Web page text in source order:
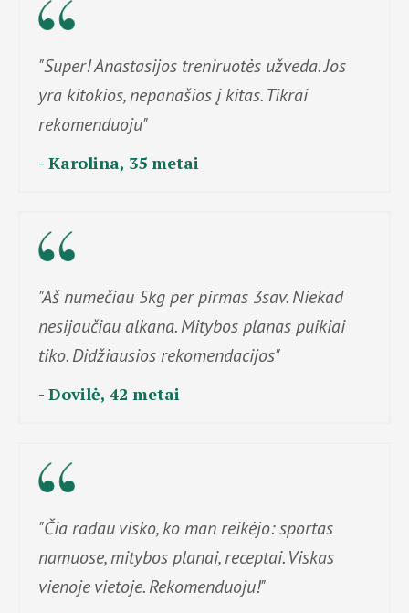
"Super! Anastasijos treniruotės užveda. Jos
yra kitokios, nepanašios į kitas. Tikrai
rekomenduoju"
- Karolina, 35 metai
"Aš numečiau 5kg per pirmas 3sav. Niekad
nesijaučiau alkana. Mitybos planas puikiai
tiko. Didžiausios rekomendacijos"
- Dovilė, 42 metai
"Čia radau visko, ko man reikėjo: sportas
namuose, mitybos planai, receptai. Viskas
vienoje vietoje. Rekomenduoju!"